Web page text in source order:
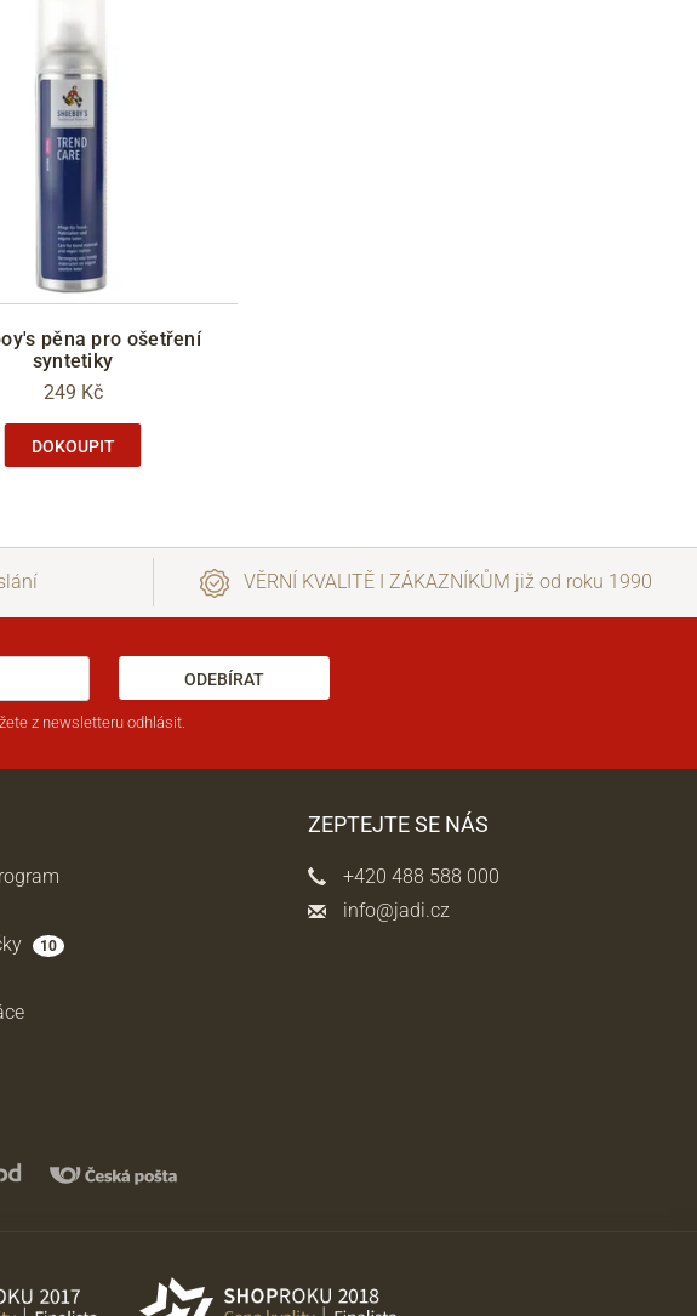
pěna pro ošetření
syntetiky
249 Kč
DOKOUPIT
VĚRNÍ KVALITĚ I ZÁKAZNÍKŮM již od roku 1990
ODEBÍRAT
z newsletteru odhlásit.
10
ZEPTEJTE SE NÁS
+420 488 588 000
info@jadi.cz